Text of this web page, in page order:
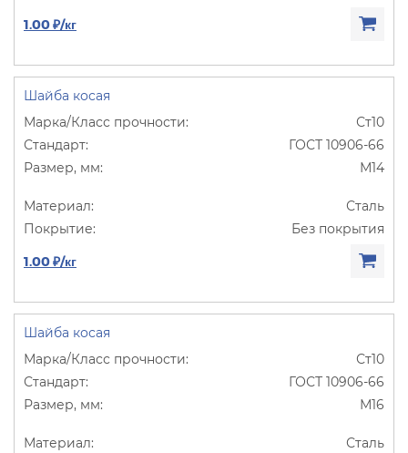
1.00 ₽/кг
Шайба косая
Ст10
ГОСТ 10906-66
М14
Сталь
Без покрытия
1.00 ₽/кг
Шайба косая
Ст10
ГОСТ 10906-66
М16
Сталь